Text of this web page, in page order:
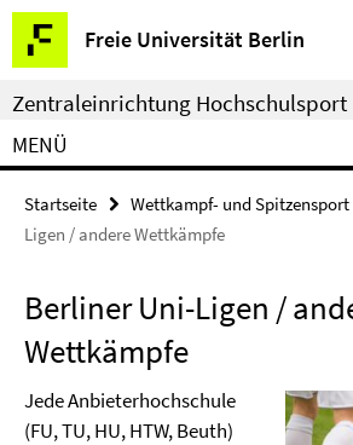
Springe
direkt
zu
Inhalt
Freie Universität Berlin
Service-
Navigation
Zentraleinrichtung Hochschulsport
MENÜ
Startseite Wettkampf- und Spitzensport
Ligen / andere Wettkämpfe
Berliner Uni-Ligen /
Wettkämpfe
Jede Anbieterhochschule
(FU, TU, HU, HTW, Beuth)